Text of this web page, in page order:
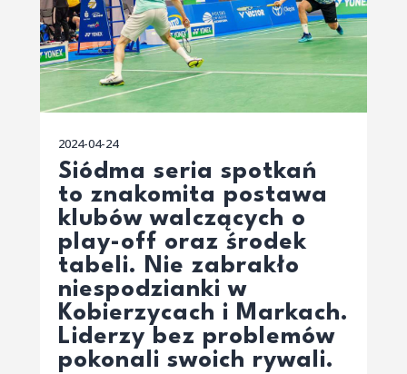
2024-04-24
Siódma seria spotkań
to znakomita postawa
klubów walczących o
play-off oraz środek
tabeli. Nie zabrakło
niespodzianki w
Kobierzycach i Markach.
Liderzy bez problemów
pokonali swoich rywali.